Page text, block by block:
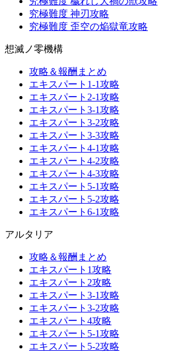
究極難度 神刃攻略
究極難度 歪空の焔獄竜攻略
想滅ノ零機構
攻略＆報酬まとめ
エキスパート1-1攻略
エキスパート2-1攻略
エキスパート3-1攻略
エキスパート3-2攻略
エキスパート3-3攻略
エキスパート4-1攻略
エキスパート4-2攻略
エキスパート4-3攻略
エキスパート5-1攻略
エキスパート5-2攻略
エキスパート6-1攻略
アルタリア
攻略＆報酬まとめ
エキスパート1攻略
エキスパート2攻略
エキスパート3-1攻略
エキスパート3-2攻略
エキスパート4攻略
エキスパート5-1攻略
エキスパート5-2攻略